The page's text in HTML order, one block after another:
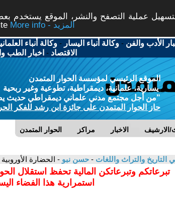
عملية التصفح والنشر، الموقع يستخدم
More info - المزيد
الأدب والفن -وكالة أنباء اليسار -وكالة أنباء
الاقتصاد - اخبار الطب
الموقع الرئيسي لمؤسسة الحوار المتمدن
يسارية، علمانية، ديمقراطية، تطوعية وغير ربحية
"من أجل مجتمع مدني علماني ديمقراطي حديث
حاز الحوار المتمدن على جائزة ابن رشد للفكر
الحوار المتمدن مراكز الاخبار الارشيف
والتراث واللغات - حسن نبو - الحضارة
تبرعاتكم وتبرعاتكن المالية تحفظ استقلال
استمرارية هذا الفضاء